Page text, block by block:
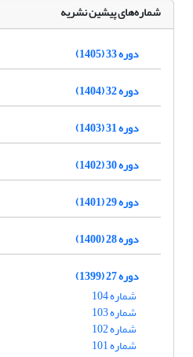
شماره‌های پیشین نشریه
دوره 33 (1405)
دوره 32 (1404)
دوره 31 (1403)
دوره 30 (1402)
دوره 29 (1401)
دوره 28 (1400)
دوره 27 (1399)
شماره 104
شماره 103
شماره 102
شماره 101